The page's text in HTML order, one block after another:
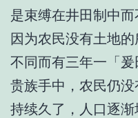
是束缚在井田制中
因为农民没有土地
不同而有三年一「
贵族手中，农民仍
持续久了，人口逐